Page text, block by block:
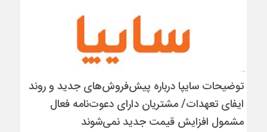
توضیحات سایپا درباره پیش‌فروش‌های جدید و روند
ایفای تعهدات/ مشتریان دارای دعوت‌نامه فعال
مشمول افزایش قیمت جدید نمی‌شوند